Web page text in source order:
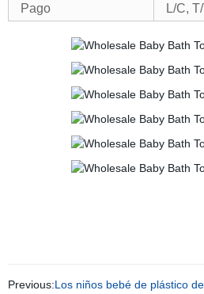
Pago
L/C,
Previous:Los niños bebé de plástico